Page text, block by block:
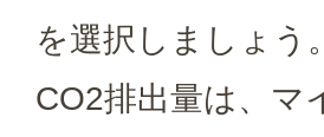
を選択しましょう
CO2排出量は、マ